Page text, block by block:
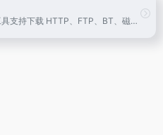
M o t r i x一款全能的下载工具支持下载 HTTP、FTP、BT、磁力链接等资源